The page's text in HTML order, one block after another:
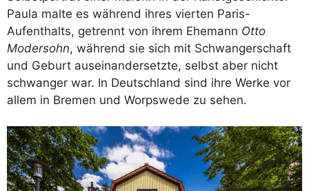
Paula malte es während ihres vierten Paris-
Aufenthalts, getrennt von ihrem Ehemann Otto
Modersohn, während sie sich mit Schwangerschaft
und Geburt auseinandersetzte, selbst aber nicht
schwanger war. In Deutschland sind ihre Werke vor
allem in Bremen und Worpswede zu sehen.